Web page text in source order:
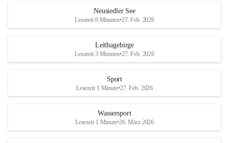
S
und den daraus folgenden wirtschaftlichen
Maßnahmen zur Bekämpfung
Rebe und der Amerikanischen
Anhang VBl. EU Nr. 18
1 Seite•1,4 MB
r
S
Neusiedler See
Lesezeit 6 Minuten•27. Feb. 2026
Leithagebirge
Lesezeit 3 Minuten•27. Feb. 2026
Sport
Lesezeit 1 Minute•27. Feb. 2026
Wassersport
Lesezeit 1 Minute•26. März 2026